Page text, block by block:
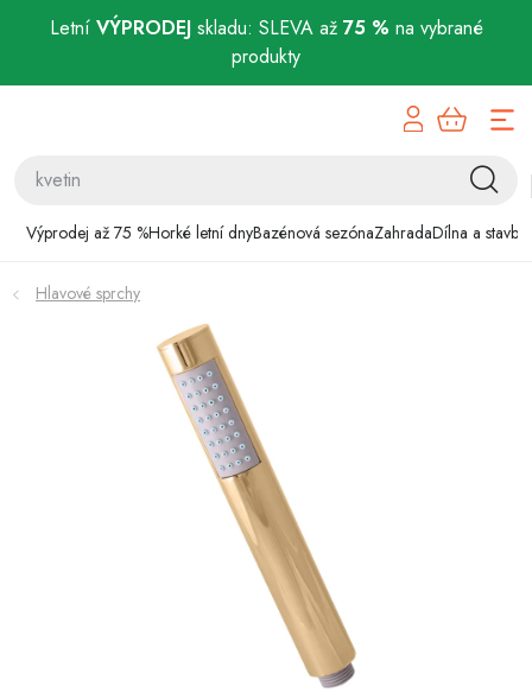
Letní VÝPRODEJskladu: SLEVA až 75 % na vybrané
produkty
Výprodej až 75 %Horké letní dnyBazénová sezónaZahradaDílna a stavba
Bazénová sezóna
Zahrada
Dílna a stavba
Chovatelské potřeby
Hlavové sprchy